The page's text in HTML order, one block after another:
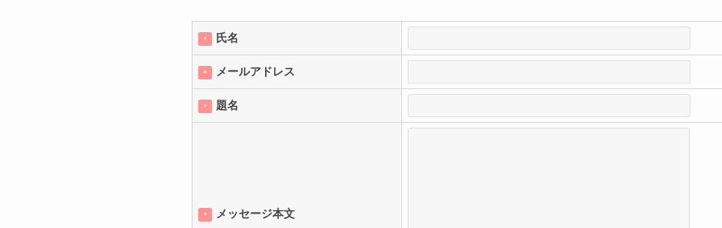
＊ 氏名
＊ メールアドレス
＊ 題名
＊ メッセージ本文